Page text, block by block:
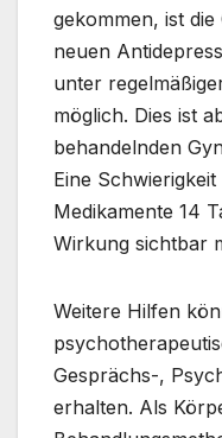
gekommen, ist
neuen
unter
möglich. Dies ist
behandelnden
Eine
Medikamente 14
Wirkung sichtbar
Weitere Hilfen
Gesprächs-,
erhalten. Als